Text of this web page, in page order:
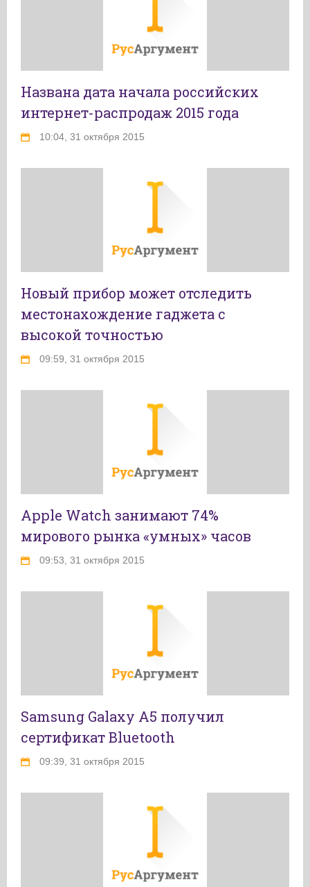
Названа дата начала российских
интернет-распродаж 2015 года
10:04, 31 октября 2015
Новый прибор может отследить
местонахождение гаджета с
высокой точностью
09:59, 31 октября 2015
Apple Watch занимают 74%
мирового рынка «умных» часов
09:53, 31 октября 2015
Samsung Galaxy A5 получил
сертификат Bluetooth
09:39, 31 октября 2015